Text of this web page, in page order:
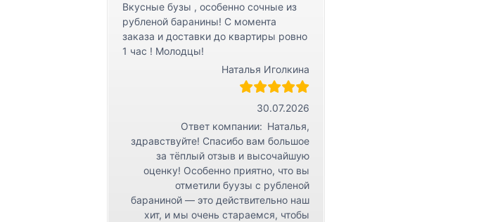
Вкусные бузы , особенно сочные из
рубленой баранины! С момента
заказа и доставки до квартиры ровно
1 час ! Молодцы!
Наталья Иголкина
30.07.2026
Ответ компании: Наталья,
здравствуйте! Спасибо вам большое
за тёплый отзыв и высочайшую
оценку! Особенно приятно, что вы
отметили буузы с рубленой
бараниной — это действительно наш
хит, и мы очень стараемся, чтобы